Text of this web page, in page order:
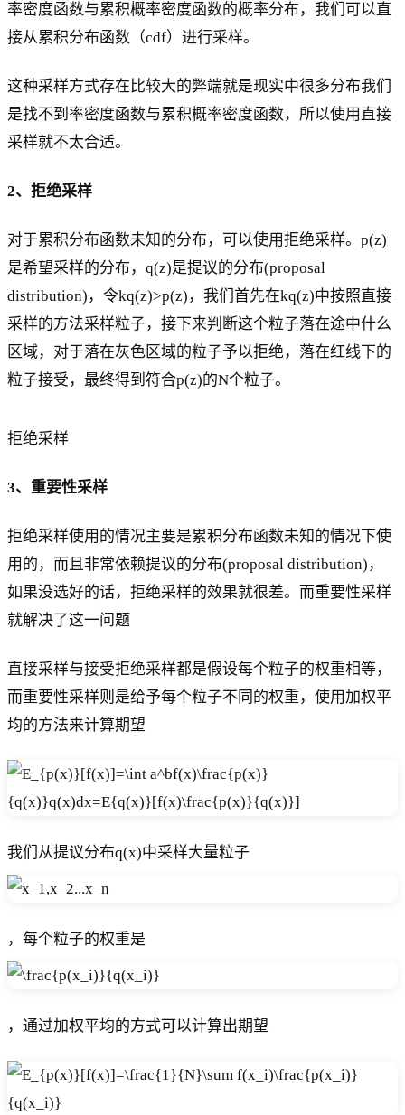
率密度函数与累积概率密度函数的概率分布，我们可以直
接从累积分布函数（cdf）进行采样。
这种采样方式存在比较大的弊端就是现实中很多分布我们
是找不到率密度函数与累积概率密度函数，所以使用直接
采样就不太合适。
2、拒绝采样
对于累积分布函数未知的分布，可以使用拒绝采样。p(z)
是希望采样的分布，q(z)是提议的分布(proposal
distribution)，令kq(z)>p(z)，我们首先在kq(z)中按照直接
采样的方法采样粒子，接下来判断这个粒子落在途中什么
区域，对于落在灰色区域的粒子予以拒绝，落在红线下的
粒子接受，最终得到符合p(z)的N个粒子。
拒绝采样
3、重要性采样
拒绝采样使用的情况主要是累积分布函数未知的情况下使
用的，而且非常依赖提议的分布(proposal distribution)，
如果没选好的话，拒绝采样的效果就很差。而重要性采样
就解决了这一问题
直接采样与接受拒绝采样都是假设每个粒子的权重相等，
而重要性采样则是给予每个粒子不同的权重，使用加权平
均的方法来计算期望
我们从提议分布q(x)中采样大量粒子
，每个粒子的权重是
，通过加权平均的方式可以计算出期望